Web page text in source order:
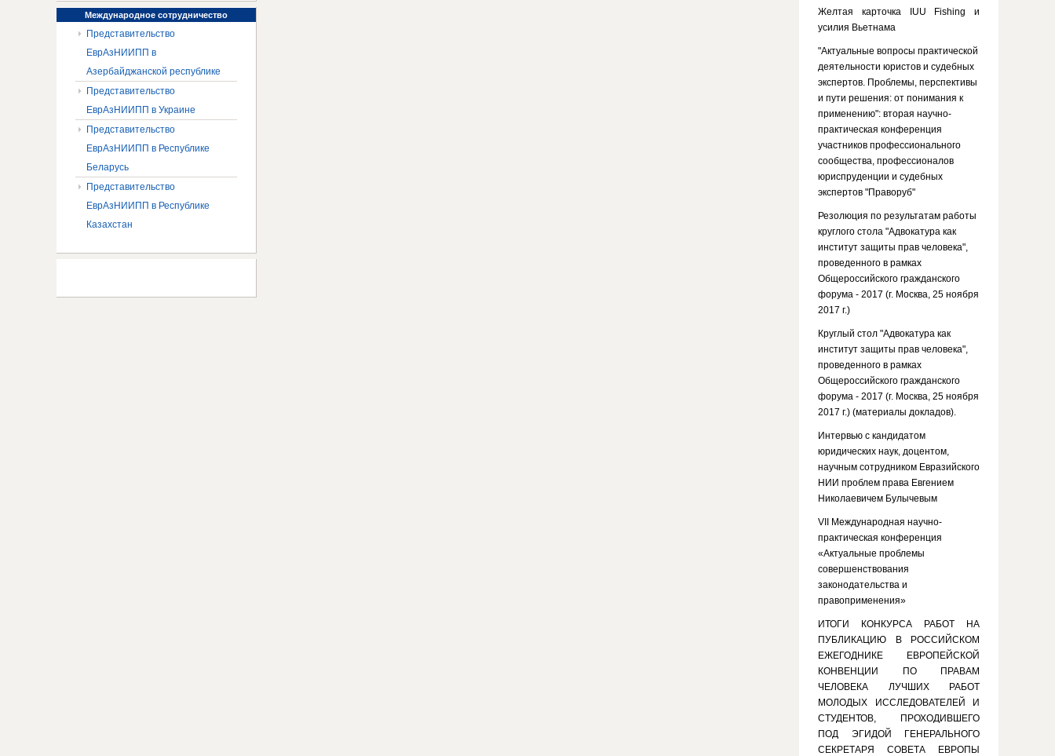
Международное сотрудничество
Представительство
ЕврАзНИИПП в
Азербайджанской республике
Представительство
ЕврАзНИИПП в Украине
Представительство
ЕврАзНИИПП в Республике
Беларусь
Представительство
ЕврАзНИИПП в Республике
Казахстан
Желтая карточка IUU Fishing и
усилия Вьетнама
"Актуальные вопросы практической
деятельности юристов и судебных
экспертов. Проблемы, перспективы
и пути решения: от понимания к
применению": вторая научно-
практическая конференция
участников профессионального
сообщества, профессионалов
юриспруденции и судебных
экспертов "Праворуб"
Резолюция по результатам работы
круглого стола "Адвокатура как
институт защиты прав человека",
проведенного в рамках
Общероссийского гражданского
форума - 2017 (г. Москва, 25 ноября
2017 г.)
Круглый стол "Адвокатура как
институт защиты прав человека",
проведенного в рамках
Общероссийского гражданского
форума - 2017 (г. Москва, 25 ноября
2017 г.) (материалы докладов).
Интервью с кандидатом
юридических наук, доцентом,
научным сотрудником Евразийского
НИИ проблем права Евгением
Николаевичем Булычевым
VII Международная научно-
практическая конференция
«Актуальные проблемы
совершенствования
законодательства и
правоприменения»
ИТОГИ КОНКУРСА РАБОТ НА
ПУБЛИКАЦИЮ В РОССИЙСКОМ
ЕЖЕГОДНИКЕ ЕВРОПЕЙСКОЙ
КОНВЕНЦИИ ПО ПРАВАМ
ЧЕЛОВЕКА ЛУЧШИХ РАБОТ
МОЛОДЫХ ИССЛЕДОВАТЕЛЕЙ И
СТУДЕНТОВ, ПРОХОДИВШЕГО
ПОД ЭГИДОЙ ГЕНЕРАЛЬНОГО
СЕКРЕТАРЯ СОВЕТА ЕВРОПЫ